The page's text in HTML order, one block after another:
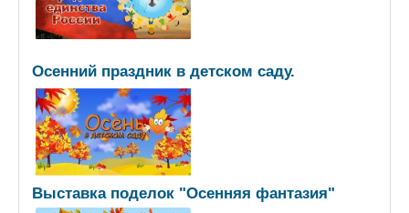
Осенний праздник в детском саду.
Выставка поделок "Осенняя фантазия"